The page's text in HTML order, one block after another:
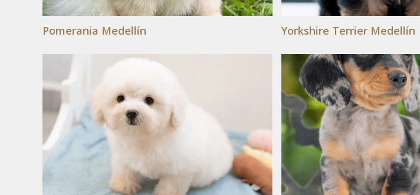
Pomerania Medellín Yorkshire Terrier Medellín